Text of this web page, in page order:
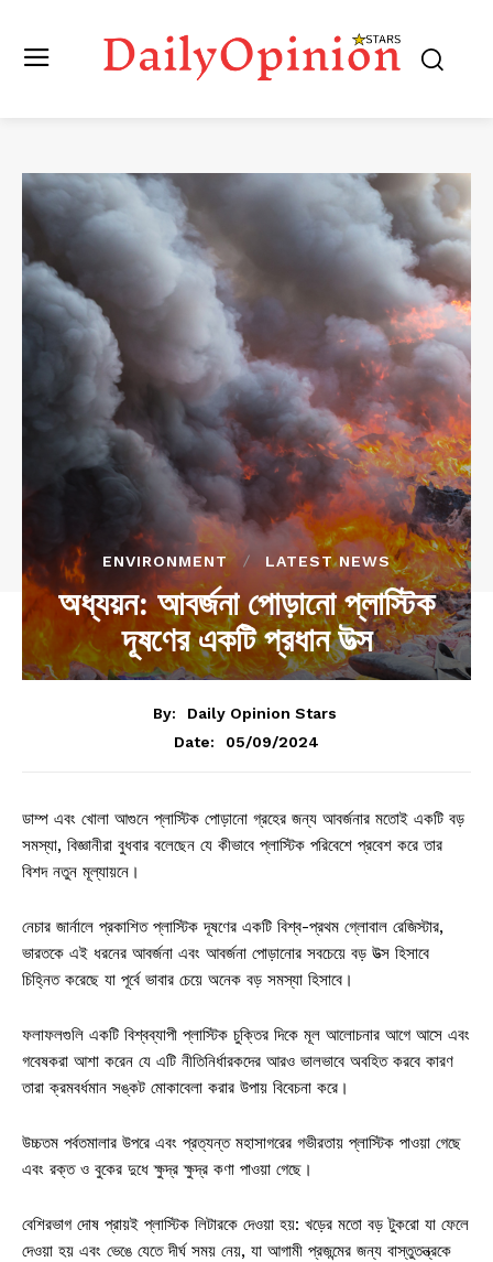
ENVIRONMENT LATEST NEWS
অধ্যয়ন: আবর্জনা পোড়ানো প্লাস্টিক
দূষণের একটি প্রধান উত্স
By:
Daily Opinion Stars
Date:
05/09/2024
ডাম্প এবং খোলা আগুনে প্লাস্টিক পোড়ানো গ্রহের জন্য আবর্জনার মতোই একটি বড়
সমস্যা, বিজ্ঞানীরা বুধবার বলেছেন যে কীভাবে প্লাস্টিক পরিবেশে প্রবেশ করে তার
বিশদ নতুন মূল্যায়নে।
নেচার জার্নালে প্রকাশিত প্লাস্টিক দূষণের একটি বিশ্ব-প্রথম গ্লোবাল রেজিস্টার,
ভারতকে এই ধরনের আবর্জনা এবং আবর্জনা পোড়ানোর সবচেয়ে বড় উত্স হিসাবে
চিহ্নিত করেছে যা পূর্বে ভাবার চেয়ে অনেক বড় সমস্যা হিসাবে।
ফলাফলগুলি একটি বিশ্বব্যাপী প্লাস্টিক চুক্তির দিকে মূল আলোচনার আগে আসে এবং
গবেষকরা আশা করেন যে এটি নীতিনির্ধারকদের আরও ভালভাবে অবহিত করবে কারণ
তারা ক্রমবর্ধমান সঙ্কট মোকাবেলা করার উপায় বিবেচনা করে।
উচ্চতম পর্বতমালার উপরে এবং প্রত্যন্ত মহাসাগরের গভীরতায় প্লাস্টিক পাওয়া গেছে
এবং রক্ত ​​ও বুকের দুধে ক্ষুদ্র ক্ষুদ্র কণা পাওয়া গেছে।
বেশিরভাগ দোষ প্রায়ই প্লাস্টিক লিটারকে দেওয়া হয়: খড়ের মতো বড় টুকরো যা ফেলে
দেওয়া হয় এবং ভেঙে যেতে দীর্ঘ সময় নেয়, যা আগামী প্রজন্মের জন্য বাস্তুতন্ত্রকে